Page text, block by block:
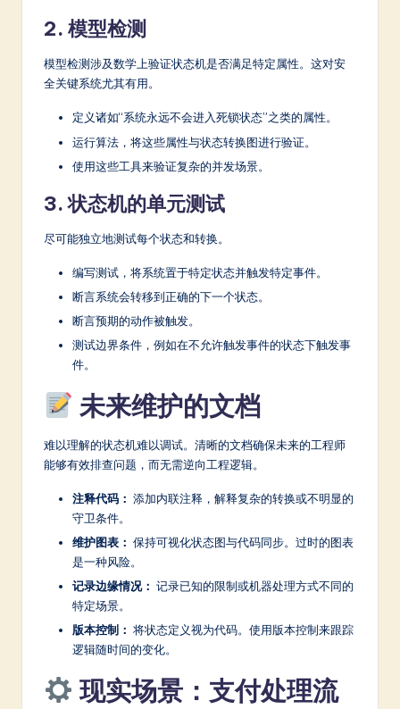
2. 模型检测
模型检测涉及数学上验证状态机是否满足特定属性。这对安
全关键系统尤其有用。
定义诸如“系统永远不会进入死锁状态”之类的属性。
运行算法，将这些属性与状态转换图进行验证。
使用这些工具来验证复杂的并发场景。
3. 状态机的单元测试
尽可能独立地测试每个状态和转换。
编写测试，将系统置于特定状态并触发特定事件。
断言系统会转移到正确的下一个状态。
断言预期的动作被触发。
测试边界条件，例如在不允许触发事件的状态下触发事
件。
未来维护的文档
难以理解的状态机难以调试。清晰的文档确保未来的工程师
能够有效排查问题，而无需逆向工程逻辑。
注释代码： 添加内联注释，解释复杂的转换或不明显的
守卫条件。
维护图表： 保持可视化状态图与代码同步。过时的图表
是一种风险。
记录边缘情况： 记录已知的限制或机器处理方式不同的
特定场景。
版本控制： 将状态定义视为代码。使用版本控制来跟踪
逻辑随时间的变化。
现实场景：支付处理流